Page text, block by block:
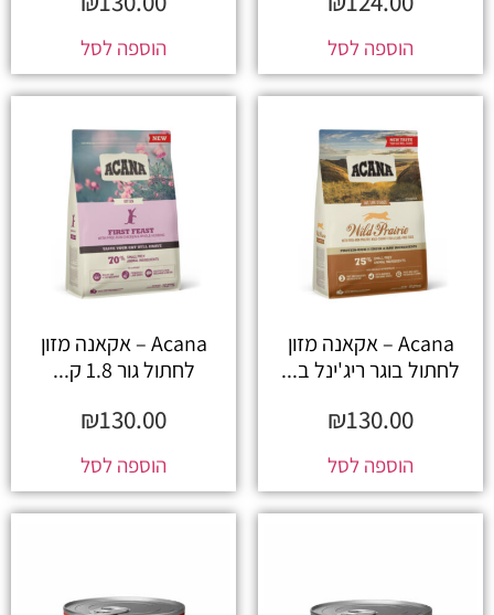
הוספה לסל הוספה לסל
Acana – אקאנה מזון
לחתול בוגר ריג'ינל ב...
₪130.00
הוספה לסל
Acana – אקאנה מזון
לחתול גור 1.8 ק...
₪130.00
הוספה לסל